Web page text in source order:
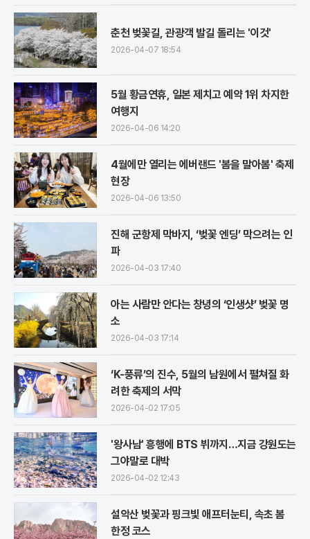
춘천 벚꽃길, 관광객 발길 돌리는 '이것'
2026-04-07 18:54
5월 황금연휴, 일본 제치고 예약 1위 차지한
여행지
2026-04-06 14:20
4월에만 열리는 에버랜드 '봄을 말아봄' 축제
현장
2026-04-06 13:50
진해 군항제 막바지, ‘벚꽃 엔딩’ 막으려는 인
파
2026-04-03 17:40
아는 사람만 안다는 창녕의 ‘인생샷’ 벚꽃 명
소
2026-04-03 17:14
‘K-풍류’의 진수, 5월의 남원에서 펼쳐질 화
려한 축제의 서막
2026-04-02 17:05
'왕사남' 흥행에 BTS 뷔까지…지금 강원도는
그야말로 대박
2026-04-02 12:43
설악산 벚꽃과 핑크빛 애프터눈티, 속초 봄
한정 코스